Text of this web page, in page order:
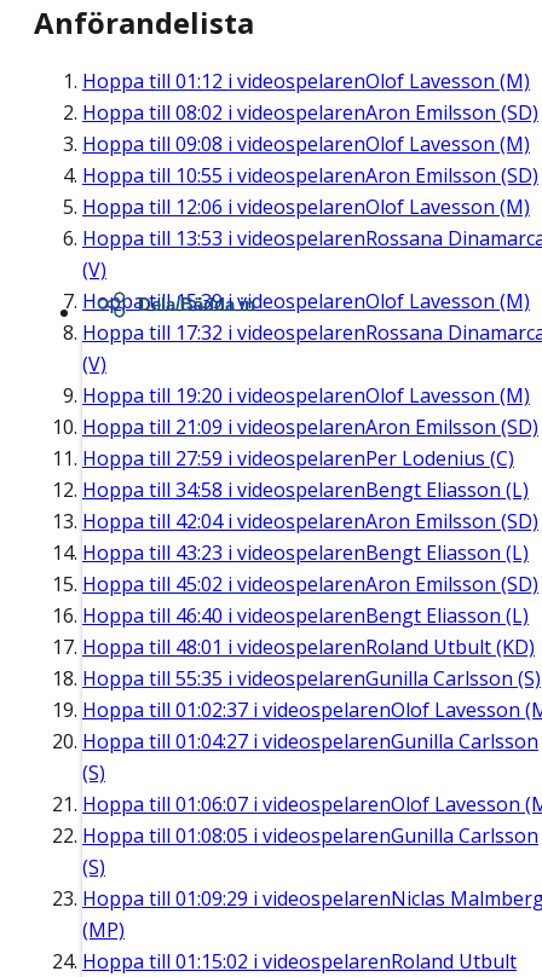
Anförandelista
Hoppa till 01:12 i videospelarenOlof Lavesson (M)
Hoppa till 08:02 i videospelarenAron Emilsson (SD)
Hoppa till 09:08 i videospelarenOlof Lavesson (M)
Hoppa till 10:55 i videospelarenAron Emilsson (SD)
Hoppa till 12:06 i videospelarenOlof Lavesson (M)
Hoppa till 13:53 i videospelarenRossana
(V)
Hoppa till15:39i videospelarenOlof Lavesson (M)
Hoppa till 17:32 i videospelarenRossana
(V)
Hoppa till 19:20 i videospelarenOlof Lavesson (M)
Hoppa till 21:09 i videospelarenAron Emilsson (SD)
Hoppa till 27:59 i videospelarenPer Lodenius (C)
Hoppa till 34:58 i videospelarenBengt Eliasson (L)
Hoppa till 42:04i videospelarenAron Emilsson (SD)
Hoppa till 43:23 i videospelarenBengt Eliasson (L)
Hoppa till 45:02 i videospelarenAron Emilsson (SD)
Hoppa till 46:40 i videospelarenBengt Eliasson (L)
Hoppa till 48:01 i videospelarenRoland Utbult (KD)
Hoppa till 55:35 i videospelarenGunilla Carlsson (S)
Hoppa till 01:02:37 i videospelarenOlof Lavesson
Hoppa till 01:04:27 i videospelarenGunilla Carlsson
(S)
Hoppa till 01:06:07 i videospelarenOlof Lavesson
Hoppa till 01:08:05 i videospelarenGunilla Carlsson
(S)
Hoppa till 01:09:29 i videospelarenNiclas
(MP)
Hoppa till 01:15:02 i videospelarenRoland Utbult
Dela/Bädda in